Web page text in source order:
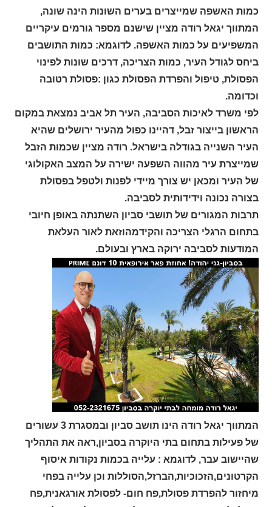
כמות האשפה שמייצרים בערים השונות הינה שונה,
המתווך יגאל רודה מציין שישנם מספר גורמים עיקריים
המשפיעים על כמות האשפה. לדוגמא: כמות התושבים
ביחס לגודל העיר, כמות הצריכה, דרכים שונות לפינוי
הפסולת, טיפול והפרדת הפסולת כגון :פסולת רטובה
וכדומה.
לפי משרד לאיכות הסביבה, העיר תל אביב נמצאת במקום
הראשון בייצור זבל, דהיינו כפול מהעיר ירושלים שהיא
העיר השנייה בגודלה בישראל. רודה מציין שכמות הזבל
שמייצרת עיר מהווה השפעה ישירה על המצב האקולוגי
של העיר ומכאן יש צורך מיידי לפנות ולטפל בפסולת
בצורה נכונה וידידותית לסביבה.
תרבות המגורים של תושבי סביון השתנתה באופן חיובי
בתחום הרגלי הצריכה והקידמהוזאת לאור העלאת
המודעות לסביבה ירוקה בארץ ובעולם.
המתווך יגאל רודה הינו תושב סביון ובמסגרת 3 עשורים
של פעילות בתחום בתי היוקרה בסביון,ראה את התהליך
שהיישוב עבר, לדוגמא : עלייה בכמות נקודות איסוף
הקרטונים,הזכוכיות,הברזל,הסוללות וכן עלייה בפחי
מיחזור להפרדת פסולת,פח חום- לפסולת אורגאנית,פח